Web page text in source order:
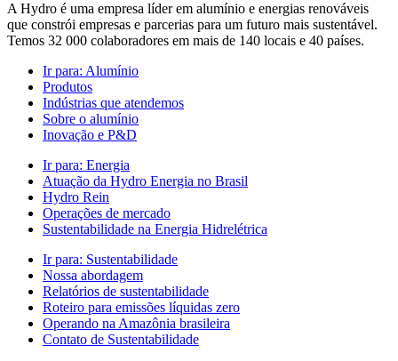
A Hydro é uma empresa líder em alumínio e energias renováveis
que constrói empresas e parcerias para um futuro mais sustentável.
Temos 32 000 colaboradores em mais de 140 locais e 40 países.
Ir para: Alumínio
Produtos
Indústrias que atendemos
Sobre o alumínio
Inovação e P&D
Ir para: Energia
Atuação da Hydro Energia no Brasil
Hydro Rein
Operações de mercado
Sustentabilidade na Energia Hidrelétrica
Ir para: Sustentabilidade
Nossa abordagem
Relatórios de sustentabilidade
Roteiro para emissões líquidas zero
Operando na Amazônia brasileira
Contato de Sustentabilidade